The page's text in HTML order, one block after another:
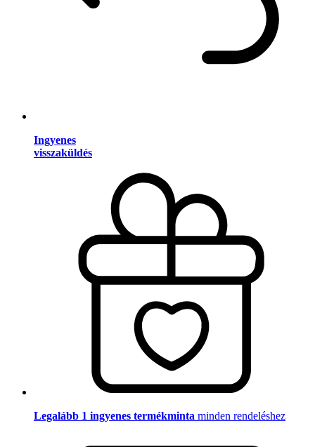
Ingyenes
visszaküldés
Legalább 1 ingyenes termékminta minden rendeléshez